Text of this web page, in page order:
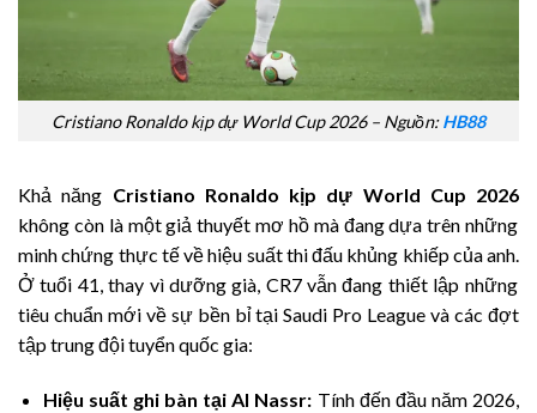
Cristiano Ronaldo kịp dự World Cup 2026 – Nguồn:HB88
Khả năng Cristiano Ronaldo kịp dự World Cup 2026
không còn là một giả thuyết mơ hồ mà đang dựa trên những
minh chứng thực tế về hiệu suất thi đấu khủng khiếp của anh.
Ở tuổi 41,thay vì dưỡng già, CR7 vẫn đang thiết lập những
tiêu chuẩn mới về sự bền bỉ tại Saudi Pro League và các đợt
tập trung đội tuyển quốc gia:
Hiệu suất ghi bàn tại Al Nassr: Tính đến đầu năm 2026,